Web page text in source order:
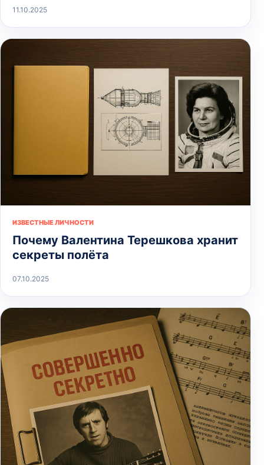
11.10.2025
ИЗВЕСТНЫЕ ЛИЧНОСТИ
Почему Валентина Терешкова хранит
секреты полёта
07.10.2025